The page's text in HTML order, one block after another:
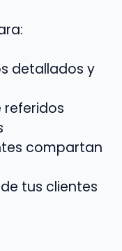
detallados y
compartan
tus clientes